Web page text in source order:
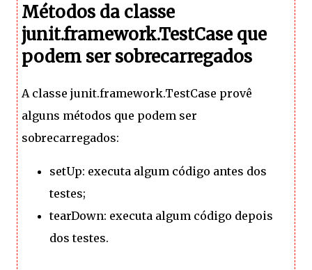
Métodos da classe
junit.framework.TestCase que
podem ser sobrecarregados
A classe junit.framework.TestCase provê
alguns métodos que podem ser
sobrecarregados:
setUp: executa algum código antes dos
testes;
tearDown: executa algum código depois
dos testes.